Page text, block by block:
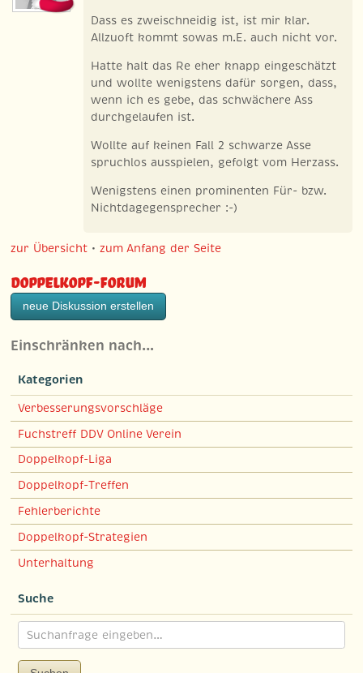
Dass es zweischneidig ist, ist mir klar.
Allzuoft kommt sowas m.E. auch nicht vor.
Hatte halt das Re eher knapp eingeschätzt
und wollte wenigstens dafür sorgen, dass,
wenn ich es gebe, das schwächere Ass
durchgelaufen ist.
Wollte auf keinen Fall 2 schwarze Asse
spruchlos ausspielen, gefolgt vom Herzass.
Wenigstens einen prominenten Für- bzw.
Nichtdagegensprecher :-)
zur Übersicht •zum Anfang der Seite
Doppelkopf-Forum
neue Diskussion erstellen
Einschränken nach…
Kategorien
Verbesserungsvorschläge
Fuchstreff DDV Online Verein
Doppelkopf-Liga
Doppelkopf-Treffen
Fehlerberichte
Doppelkopf-Strategien
Unterhaltung
Suche